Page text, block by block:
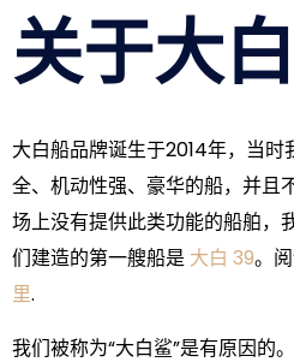
关于大
大白船品牌诞生于2014年，当
全、机动性强、豪华的船，并且
场上没有提供此类功能的船舶，
们建造的第一艘船是 大白 39。
里.
我们被称为“大白鲨”是有原因的